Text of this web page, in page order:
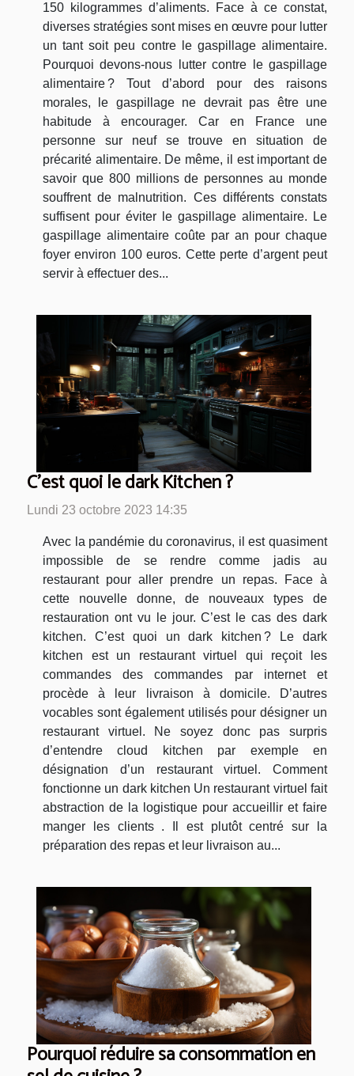
150 kilogrammes d’aliments. Face à ce constat,
diverses stratégies sont mises en œuvre pour lutter
un tant soit peu contre le gaspillage alimentaire.
Pourquoi devons-nous lutter contre le gaspillage
alimentaire ? Tout d’abord pour des raisons
morales, le gaspillage ne devrait pas être une
habitude à encourager. Car en France une
personne sur neuf se trouve en situation de
précarité alimentaire. De même, il est important de
savoir que 800 millions de personnes au monde
souffrent de malnutrition. Ces différents constats
suffisent pour éviter le gaspillage alimentaire. Le
gaspillage alimentaire coûte par an pour chaque
foyer environ 100 euros. Cette perte d’argent peut
servir à effectuer des...
C’est quoi le dark Kitchen ?
Lundi 23 octobre 2023 14:35
Avec la pandémie du coronavirus, il est quasiment
impossible de se rendre comme jadis au
restaurant pour aller prendre un repas. Face à
cette nouvelle donne, de nouveaux types de
restauration ont vu le jour. C’est le cas des dark
kitchen. C’est quoi un dark kitchen ? Le dark
kitchen est un restaurant virtuel qui reçoit les
commandes des commandes par internet et
procède à leur livraison à domicile. D’autres
vocables sont également utilisés pour désigner un
restaurant virtuel. Ne soyez donc pas surpris
d’entendre cloud kitchen par exemple en
désignation d’un restaurant virtuel. Comment
fonctionne un dark kitchen Un restaurant virtuel fait
abstraction de la logistique pour accueillir et faire
manger les clients . Il est plutôt centré sur la
préparation des repas et leur livraison au...
Pourquoi réduire sa consommation en